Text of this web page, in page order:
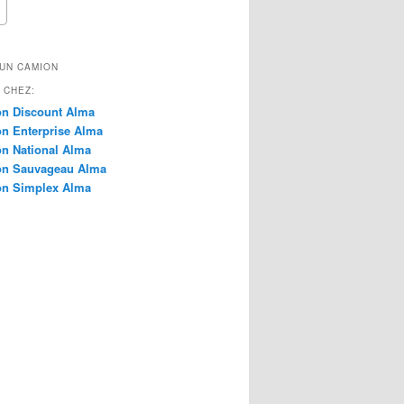
Tracteur
CAMION
Discount Alma
Enterprise Alma
National Alma
Sauvageau Alma
Simplex Alma